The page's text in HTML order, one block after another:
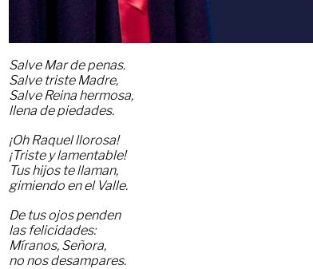
Salve Mar de penas.
Salve triste Madre,
Salve Reina hermosa,
llena de piedades.
¡Oh Raquel llorosa!
¡Triste y lamentable!
Tus hijos te llaman,
gimiendo en el Valle.
De tus ojos penden
las felicidades:
Míranos, Señora,
no nos desampares.